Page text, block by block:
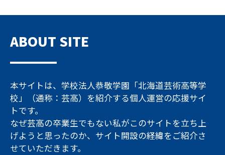
ABOUT SITE
本サイトは、学校法人恭敬学園「北海道芸術高等学
校」（通称：芸高）を紹介する個人運営の応援サイ
トです。
なぜ芸高の卒業生でもない私がこのサイトを立ち上
げようと思ったのか、サイト開設の経緯をご紹介さ
せていただきます。